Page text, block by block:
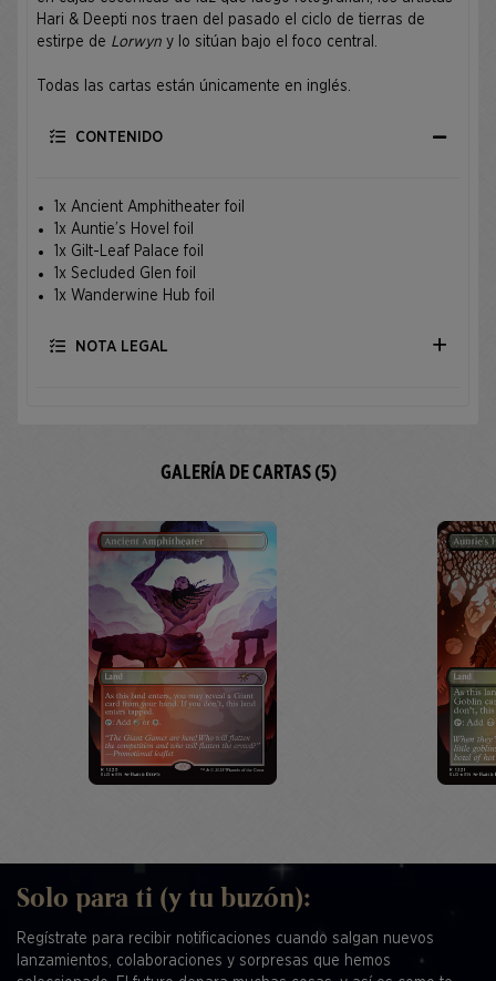
Hari & Deepti nos traen del pasado el ciclo de tierras de
estirpe de Lorwyn y lo sitúan bajo el foco central.
Todas las cartas están únicamente en inglés.
CONTENIDO
1x Ancient Amphitheater foil
1x Auntie’s Hovel foil
1x Gilt-Leaf Palace foil
1x Secluded Glen foil
1x Wanderwine Hub foil
NOTA LEGAL
GALERÍA DE CARTAS (5)
Solo para ti (y tu buzón):
Regístrate para recibir notificaciones cuando salgan nuevos
lanzamientos, colaboraciones y sorpresas que hemos